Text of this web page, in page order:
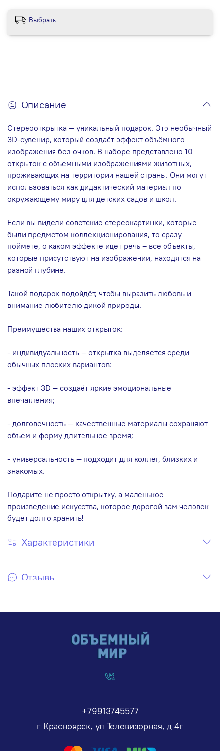
Выбрать
Описание
Стереооткрытка — уникальный подарок. Это необычный
3D-сувенир, который создаёт эффект объёмного
изображения без очков. В наборе представлено 10
открыток с объемными изображениями животных,
проживающих на территории нашей страны. Они могут
использоваться как дидактический материал по
окружающему миру для детских садов и школ.
Если вы видели советские стереокартинки, которые
были предметом коллекционирования, то сразу
поймете, о каком эффекте идет речь – все объекты,
которые присутствуют на изображении, находятся на
разной глубине.
Такой подарок подойдёт, чтобы выразить любовь и
внимание любителю дикой природы.
Преимущества наших открыток:
- индивидуальность — открытка выделяется среди
обычных плоских вариантов;
- эффект 3D — создаёт яркие эмоциональные
впечатления;
- долговечность — качественные материалы сохраняют
объем и форму длительное время;
- универсальность — подходит для коллег, близких и
знакомых.
Подарите не просто открытку, а маленькое
произведение искусства, которое дорогой вам человек
будет долго хранить!
Характеристики
Отзывы
+79913745577
г Красноярск, ул Телевизорная, д 4г